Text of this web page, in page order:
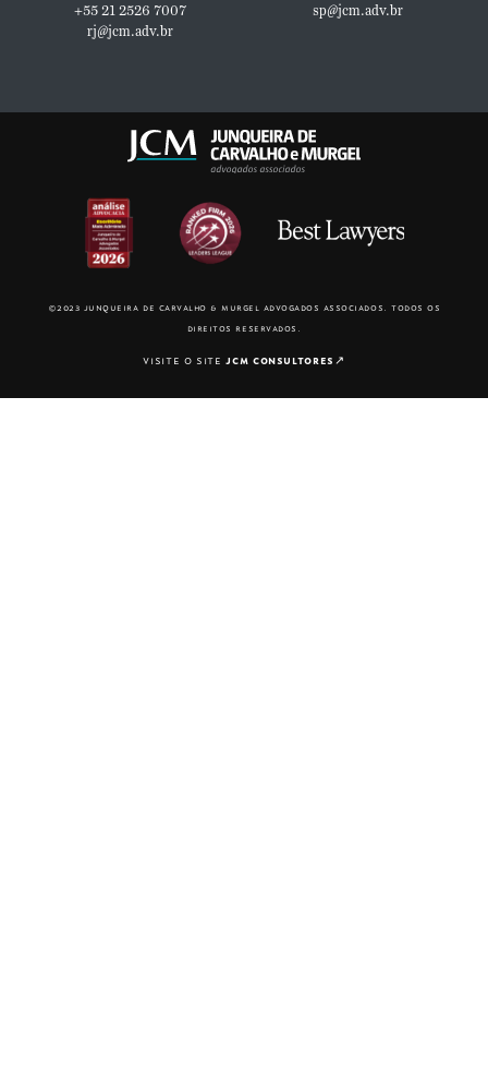
+55 21 2526 7007
rj@jcm.adv.br
sp@jcm.adv.br
©2023 junqueira de carvalho & murgel advogados associados. todos os
direitos reservados.
visite o sitejcm consultores ↗